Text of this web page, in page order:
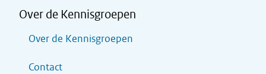
Over de Kennisgroepen
Over de Kennisgroepen
Contact